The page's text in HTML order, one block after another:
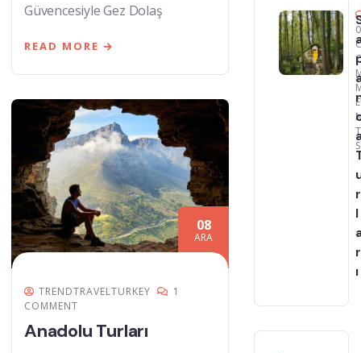
Güvencesiyle Gez Dolaş
READ MORE
08
ARA
TRENDTRAVELTURKEY
1
COMMENT
Anadolu Turları
E
S
r
l
r
ı